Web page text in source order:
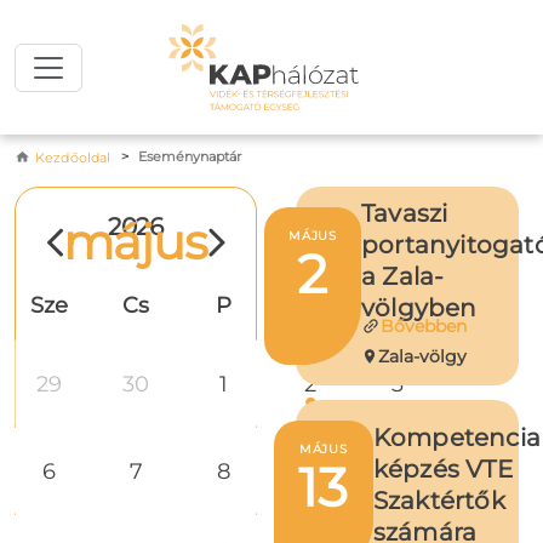
Morzsa
Kezdőoldal Eseménynaptár
2026
május
Sze Cs P V
29 30 1 2 3
6 7 8 9 10
MÁJUS
2
Tavaszi
a Zala-
völgyben
Bővebben
Zala-völgy
MÁJUS
13
Kompetencia
képzés VTE
Szaktértők
számára